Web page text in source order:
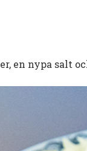
en nypa salt